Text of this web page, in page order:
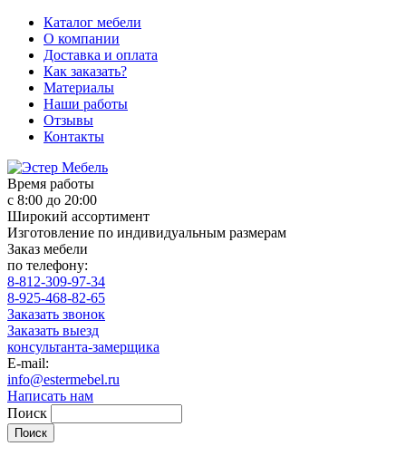
Каталог мебели
О компании
Доставка и оплата
Как заказать?
Материалы
Наши работы
Отзывы
Контакты
Время работы
с 8:00 до 20:00
Широкий ассортимент
Изготовление по индивидуальным размерам
Заказ мебели
по телефону:
8-812-309-97-34
8-925-468-82-65
Заказать звонок
Заказать выезд
консультанта-замерщика
E-mail:
info@estermebel.ru
Написать нам
Поиск